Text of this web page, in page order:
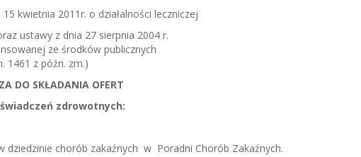
kwietnia 2011r. o działalności leczniczej
ustawy z dnia 27 sierpnia 2004 r.
ze środków publicznych
1461 z późn. zm.)
DO SKŁADANIA OFERT
zdrowotnych:
chorób zakaźnych w Poradni Chorób Zakaźnych.